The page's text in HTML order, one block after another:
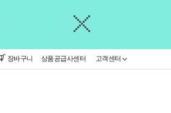
장바구니 상품공급사센터 고객센터